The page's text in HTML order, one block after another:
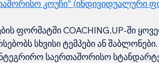
კოუჩი” (ინდივიდუალური
ფორმატში COACHING.UP-ში
სხვისი ტემპები ან
საერთაშორისო